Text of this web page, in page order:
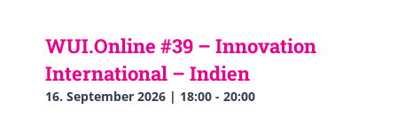
WUI.Online #39 – Innovation
International – Indien
16. September 2026 | 18:00 - 20:00